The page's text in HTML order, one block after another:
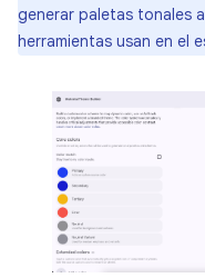
generar paletas tonales
herramientas usan en el